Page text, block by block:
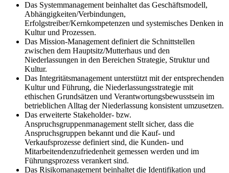
Das Systemmanagement beinhaltet das Geschäftsmodell,
Abhängigkeiten/Verbindungen,
Erfolgstreiber/Kernkompetenzen und systemisches Denken in
Kultur und Prozessen.
Das Mission-Management definiert die Schnittstellen
zwischen dem Hauptsitz/Mutterhaus und den
Niederlassungen in den Bereichen Strategie, Struktur und
Kultur.
Das Integritätsmanagement unterstützt mit der entsprechenden
Kultur und Führung, die Niederlassungsstrategie mit
ethischen Grundsätzen und Verantwortungsbewusstsein im
betrieblichen Alltag der Niederlassung konsistent umzusetzen.
Das erweiterte Stakeholder- bzw.
Anspruchsgruppenmanagement stellt sicher, dass die
Anspruchsgruppen bekannt und die Kauf- und
Verkaufsprozesse definiert sind, die Kunden- und
Mitarbeitendenzufriedenheit gemessen werden und im
Führungsprozess verankert sind.
Das Risikomanagement beinhaltet die Identifikation und